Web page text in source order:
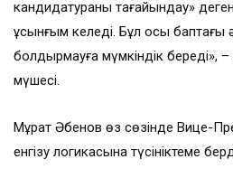
кандидатураны тағайындау» деген
ұсынғым келеді. Бұл осы баптағы
болдырмауға мүмкіндік береді»,
мүшесі.
Мұрат Әбенов өз сөзінде Вице-
енгізу логикасына түсініктеме